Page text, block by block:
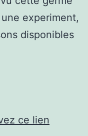
experiment,
disponibles
ce lien